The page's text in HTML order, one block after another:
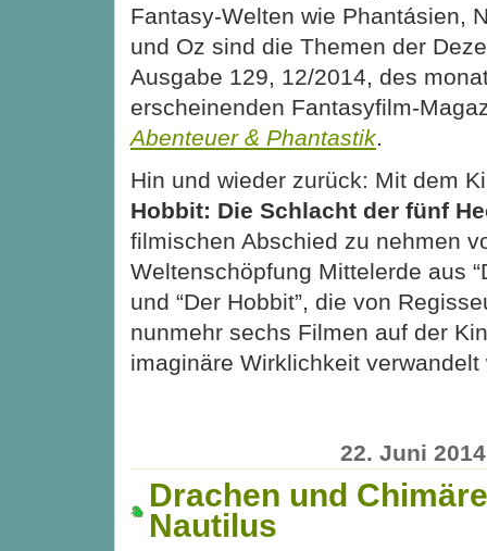
Fantasy-Welten wie Phantásien,
und Oz sind die Themen der
Ausgabe 129, 12/2014, des
erscheinenden Fantasyfilm-
Abenteuer & Phantastik.
Hin und wieder zurück: Mit dem
Hobbit: Die Schlacht der fünf
filmischen Abschied zu nehmen
Weltenschöpfung Mittelerde aus
und “Der Hobbit”, die von
nunmehr sechs Filmen auf der
imaginäre Wirklichkeit
22. Juni 2014
Drachen und
Nautilus